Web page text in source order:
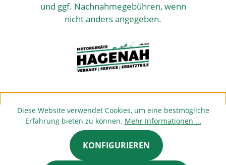
und ggf. Nachnahmegebühren, wenn
nicht anders angegeben.
Diese Website verwendet Cookies, um eine bestmögliche
Erfahrung bieten zu können. Mehr Informationen ...
KONFIGURIEREN